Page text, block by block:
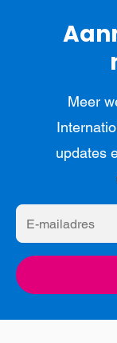
Meer
updates
E-
mailadres